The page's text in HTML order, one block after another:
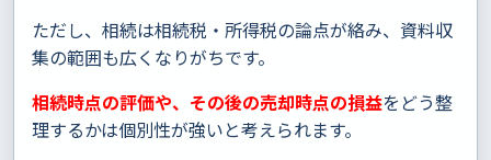
ただし、相続は相続税・所得税の論点が絡み、資料収
集の範囲も広くなりがちです。
相続時点の評価や、その後の売却時点の損益をどう整
理するかは個別性が強いと考えられます。